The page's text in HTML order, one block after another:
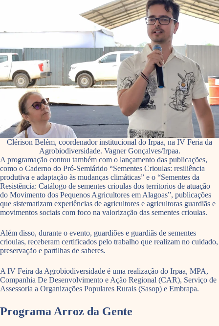
Clérison Belém, coordenador institucional do Irpaa, na IV Feria da
Agrobiodiversidade. Vagner Gonçalves/Irpaa.
A programação contou também com o lançamento das publicações,
como o Caderno do Pró-Semiárido “Sementes Crioulas: resiliência
produtiva e adaptação às mudanças climáticas” e o “Sementes da
Resistência: Catálogo de sementes crioulas dos territorios de atuação
do Movimento dos Pequenos Agricultores em Alagoas”, publicações
que sistematizam experiências de agricultores e agricultoras guardiãs e
movimentos sociais com foco na valorização das sementes crioulas.
Além disso, durante o evento, guardiões e guardiãs de sementes
crioulas, receberam certificados pelo trabalho que realizam no cuidado,
preservação e partilhas de saberes.
A IV Feira da Agrobiodiversidade é uma realização do Irpaa, MPA,
Companhia De Desenvolvimento e Ação Regional (CAR), Serviço de
Assessoria a Organizações Populares Rurais (Sasop) e Embrapa.
Programa Arroz da Gente